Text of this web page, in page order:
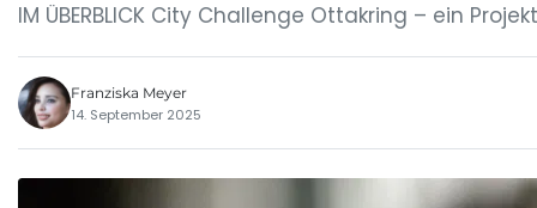
IM ÜBERBLICK City Challenge Ottakring – ein
Franziska Meyer
14. September 2025